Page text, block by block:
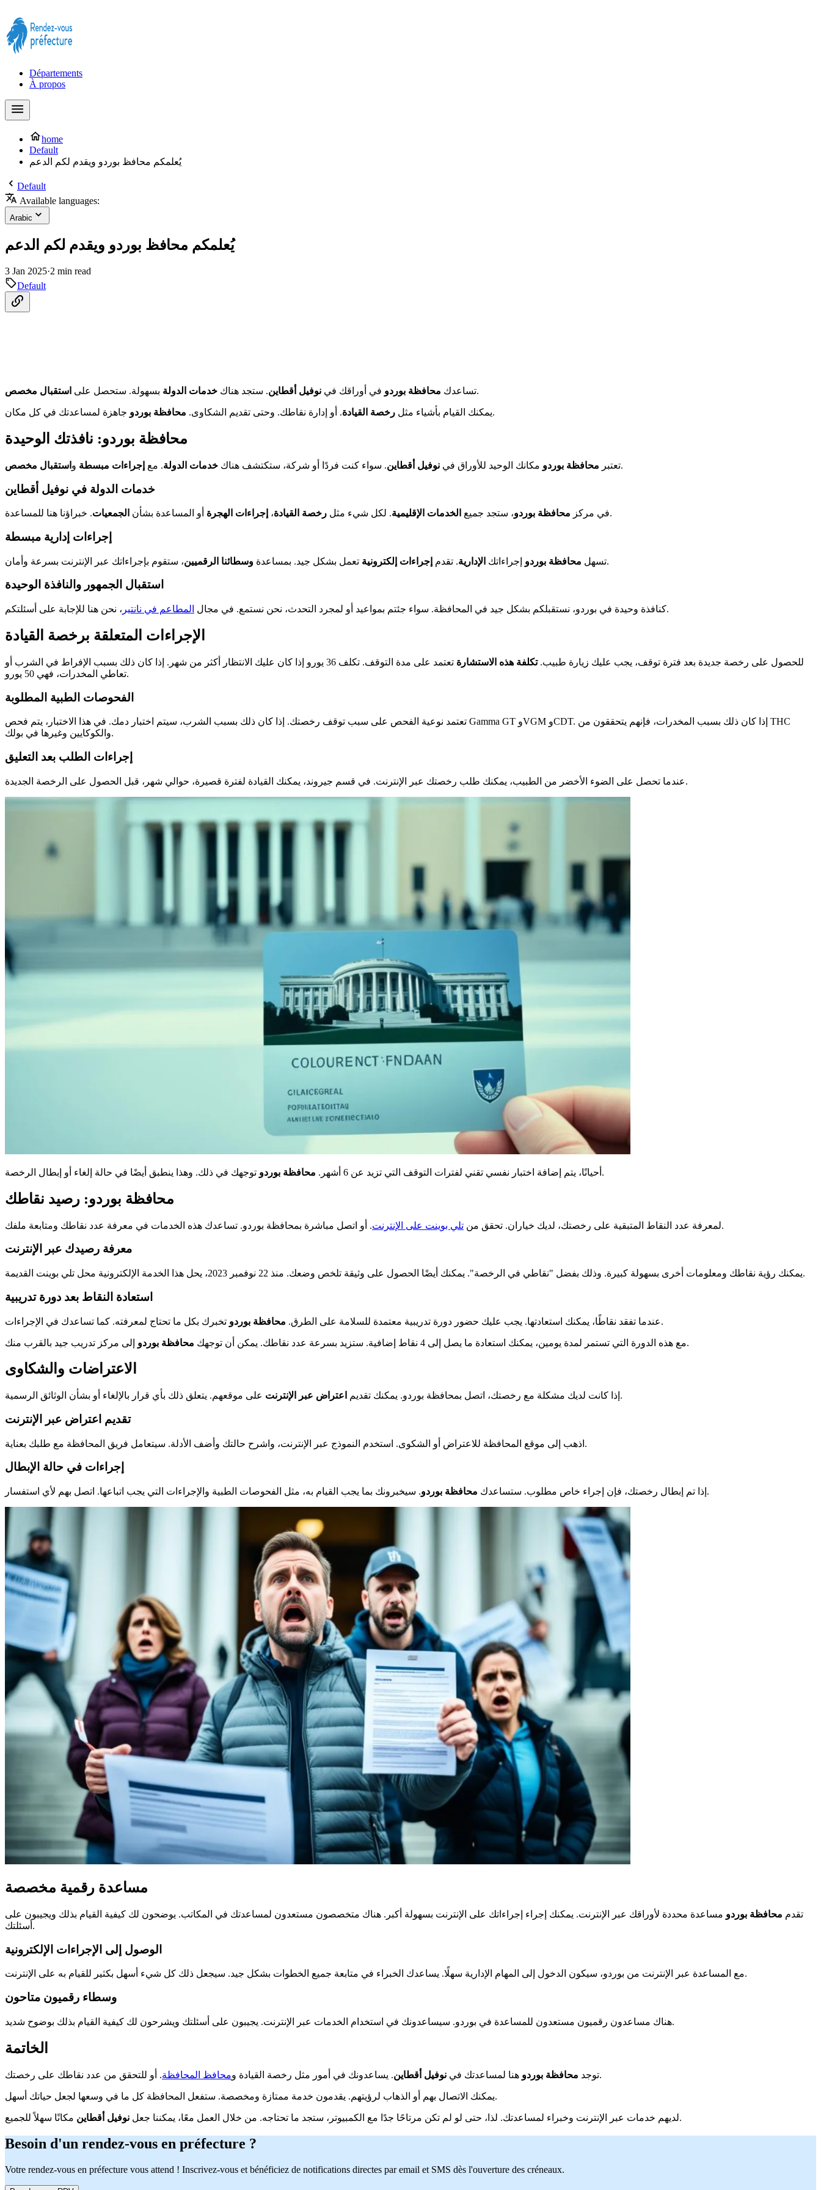
Départements
À propos
home
Default
يُعلمكم محافظ بوردو ويقدم لكم الدعم
Default
Available languages:
Arabic
يُعلمكم محافظ بوردو ويقدم لكم الدعم
3 Jan 2025·2 min read
Default
تساعدك محافظة بوردو في أوراقك في نوفيل أقطاين. ستجد هناك خدمات الدولة بسهولة. ستحصل على استقبال مخصص .
يمكنك القيام بأشياء مثل رخصة القيادة. أو إدارة نقاطك. وحتى تقديم الشكاوى. محافظة بوردو جاهزة لمساعدتك في كل مكان.
محافظة بوردو: نافذتك الوحيدة
تعتبر محافظة بوردو مكانك الوحيد للأوراق في نوفيل أقطاين. سواء كنت فردًا أو شركة، ستكتشف هناك خدمات الدولة. مع إجراءات مبسطة و استقبال مخصص .
خدمات الدولة في نوفيل أقطاين
في مركز محافظة بوردو، ستجد جميع الخدمات الإقليمية. لكل شيء مثل رخصة القيادة، إجراءات الهجرة أو المساعدة بشأن الجمعيات . خبراؤنا هنا للمساعدة.
إجراءات إدارية مبسطة
تسهل محافظة بوردو إجراءاتك الإدارية. تقدم إجراءات إلكترونية تعمل بشكل جيد. بمساعدة وسطائنا الرقميين ، ستقوم بإجراءاتك عبر الإنترنت بسرعة وأمان.
استقبال الجمهور والنافذة الوحيدة
كنافذة وحيدة في بوردو، نستقبلكم بشكل جيد في المحافظة. سواء جئتم بمواعيد أو لمجرد التحدث، نحن نستمع. في مجال المطاعم في نانتير ، نحن هنا للإجابة على أسئلتكم.
الإجراءات المتعلقة برخصة القيادة
للحصول على رخصة جديدة بعد فترة توقف، يجب عليك زيارة طبيب.تكلفة هذه الاستشارة
تعتمد على مدة التوقف. تكلف 36 يورو إذا كان عليك الانتظار أكثر من شهر. إذا كان ذلك بسبب الإفراط في الشرب أو
تعاطي المخدرات، فهي 50 يورو.
الفحوصات الطبية المطلوبة
تعتمد نوعية الفحص على سبب توقف رخصتك. إذا كان ذلك بسبب الشرب، سيتم اختبار دمك. في هذا الاختبار، يتم فحص Gamma GT وVGM وCDT. إذا كان ذلك بسبب المخدرات، فإنهم يتحققون من THC
والكوكايين وغيرها في بولك.
إجراءات الطلب بعد التعليق
عندما تحصل على الضوء الأخضر من الطبيب، يمكنك طلب رخصتك عبر الإنترنت. في قسم جيروند، يمكنك القيادة لفترة قصيرة، حوالي شهر، قبل الحصول على الرخصة الجديدة.
أحيانًا، يتم إضافة اختبار نفسي تقني لفترات التوقف التي تزيد عن 6 أشهر. محافظة بوردو توجهك في ذلك. وهذا ينطبق أيضًا في حالة إلغاء أو إبطال الرخصة.
محافظة بوردو: رصيد نقاطك
لمعرفة عدد النقاط المتبقية على رخصتك، لديك خياران. تحقق من تلي بوينت على الإنترنت . أو اتصل مباشرة بمحافظة بوردو. تساعدك هذه الخدمات في معرفة عدد نقاطك ومتابعة ملفك.
معرفة رصيدك عبر الإنترنت
يمكنك رؤية نقاطك ومعلومات أخرى بسهولة كبيرة. وذلك بفضل "نقاطي في الرخصة". يمكنك أيضًا الحصول على وثيقة تلخص وضعك. منذ 22 نوفمبر 2023، يحل هذا الخدمة الإلكترونية محل تلي بوينت القديمة.
استعادة النقاط بعد دورة تدريبية
عندما تفقد نقاطًا، يمكنك استعادتها. يجب عليك حضور دورة تدريبية معتمدة للسلامة على الطرق. محافظة بوردو تخبرك بكل ما تحتاج لمعرفته. كما تساعدك في الإجراءات.
مع هذه الدورة التي تستمر لمدة يومين، يمكنك استعادة ما يصل إلى 4 نقاط إضافية. ستزيد بسرعة عدد نقاطك. يمكن أن توجهك محافظة بوردو إلى مركز تدريب جيد بالقرب منك.
الاعتراضات والشكاوى
إذا كانت لديك مشكلة مع رخصتك، اتصل بمحافظة بوردو. يمكنك تقديم اعتراض عبر الإنترنت على موقعهم. يتعلق ذلك بأي قرار بالإلغاء أو بشأن الوثائق الرسمية.
تقديم اعتراض عبر الإنترنت
اذهب إلى موقع المحافظة للاعتراض أو الشكوى. استخدم النموذج عبر الإنترنت، واشرح حالتك وأضف الأدلة. سيتعامل فريق المحافظة مع طلبك بعناية.
إجراءات في حالة الإبطال
إذا تم إبطال رخصتك، فإن إجراء خاص مطلوب. ستساعدك محافظة بوردو . سيخبرونك بما يجب القيام به، مثل الفحوصات الطبية والإجراءات التي يجب اتباعها. اتصل بهم لأي استفسار.
مساعدة رقمية مخصصة
تقدم محافظة بوردو مساعدة محددة لأوراقك عبر الإنترنت. يمكنك إجراء إجراءاتك على الإنترنت بسهولة أكبر. هناك متخصصون مستعدون لمساعدتك في المكاتب. يوضحون لك كيفية القيام بذلك ويجيبون على
أسئلتك.
الوصول إلى الإجراءات الإلكترونية
مع المساعدة عبر الإنترنت من بوردو، سيكون الدخول إلى المهام الإدارية سهلًا. يساعدك الخبراء في متابعة جميع الخطوات بشكل جيد. سيجعل ذلك كل شيء أسهل بكثير للقيام به على الإنترنت.
وسطاء رقميون متاحون
هناك مساعدون رقميون مستعدون للمساعدة في بوردو. سيساعدونك في استخدام الخدمات عبر الإنترنت. يجيبون على أسئلتك ويشرحون لك كيفية القيام بذلك بوضوح شديد.
الخاتمة
توجد محافظة بوردو هنا لمساعدتك في نوفيل أقطاين. يساعدونك في أمور مثل رخصة القيادة ومحافظ المحافظة . أو للتحقق من عدد نقاطك على رخصتك.
يمكنك الاتصال بهم أو الذهاب لرؤيتهم. يقدمون خدمة ممتازة ومخصصة. ستفعل المحافظة كل ما في وسعها لجعل حياتك أسهل.
لديهم خدمات عبر الإنترنت وخبراء لمساعدتك. لذا، حتى لو لم تكن مرتاحًا جدًا مع الكمبيوتر، ستجد ما تحتاجه. من خلال العمل معًا، يمكننا جعل نوفيل أقطاين مكانًا سهلاً للجميع.
Besoin d'un rendez-vous en préfecture ?
Votre rendez-vous en préfecture vous attend ! Inscrivez-vous et bénéficiez de notifications directes par email et SMS dès l'ouverture des créneaux.